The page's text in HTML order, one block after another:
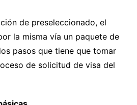
de preseleccionado, el
la misma vía un paquete de
pasos que tiene que tomar
de solicitud de visa del